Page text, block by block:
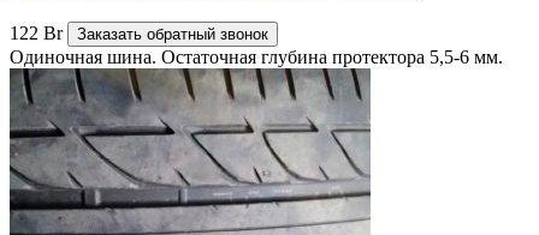
122 Br Заказать обратный звонок
Одиночная шина. Остаточная глубина протектора 5,5-6 мм.